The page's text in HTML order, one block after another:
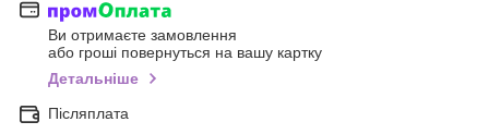
Ви отримаєте замовлення
або гроші повернуться на вашу картку
Детальніше
Післяплата